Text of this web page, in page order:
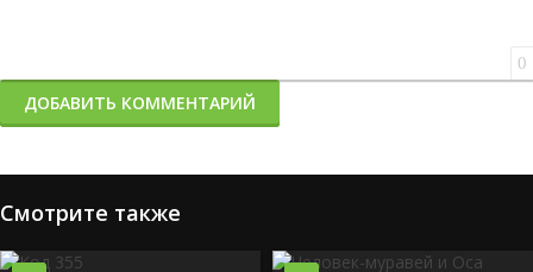
0
ДОБАВИТЬ КОММЕНТАРИЙ
Смотрите также